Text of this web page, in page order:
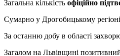
Загальна кількість офіційно
Сумарно у Дрогобицькому
За останню добу в області
Загалом на Львівщині